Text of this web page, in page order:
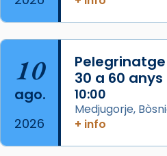
comitè organitzador de
del Sant Pare Lleó XIV a
col·laboradors, a la
L’arquebisbe de
Josep Omella, ha
concelebrat el bisbe
Mons. David Abadías.
📸 Dr. G. Simón
10
ago.
2026
30 a 60
10:00
Medjugorje,
+ info